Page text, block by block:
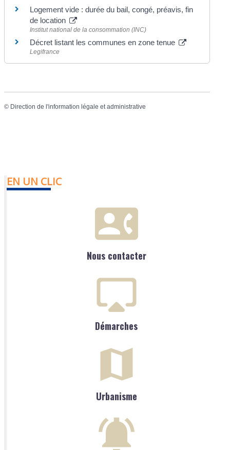
Logement vide : durée du bail, congé, préavis, fin
de location
Institut national de la consommation (INC)
Décret listant les communes en zone tenue
Legifrance
© Direction de l'information légale et administrative
EN UN CLIC
Nous contacter
Démarches
Urbanisme